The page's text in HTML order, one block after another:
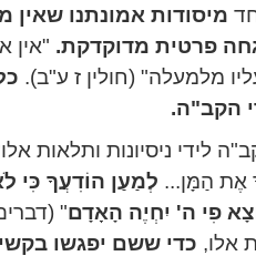
מיסודות אמונתנו
פרטית מדוקדקת. "אין
מלמעלה" (חולין ז ע"ב).
הקב"ה.
לידי ניסיונות ותלאות
אֶת הַמָּן... לְמַעַן הוֹדִעֲךָ כִּי
פִי ה' יִחְיֶה הָאָדָם"
אלו, כדי ששם יפגשו